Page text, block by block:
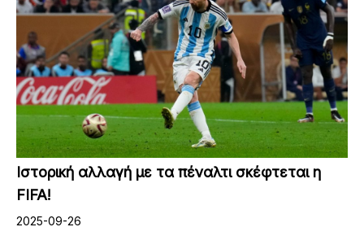
Ιστορική αλλαγή με τα πέναλτι σκέφτεται η
FIFA!
2025-09-26